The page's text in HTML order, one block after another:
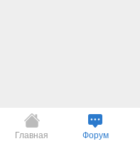
Главная Форум